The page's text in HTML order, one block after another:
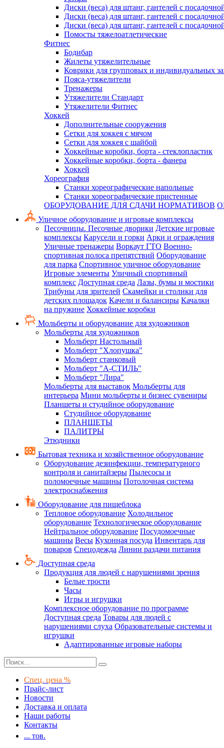
Диски (веса) для штанг, гантелей с
Диски (веса) для штанг, гантелей с
Диски (веса) для штанг, гантелей с
Помосты тяжелоатлетические
Фитнес
Бодибар
Жилеты утяжелительные
Коврики для групповых и индивидуальных
Пояса-утяжелители
Тренажеры
Утяжелители Стандарт
Утяжелители Фитнес
Хоккей
Дополнительные сооружения
Сетки для хоккея с мячом
Сетки для хоккея с шайбой
Хоккейные коробки, борта - стеклопластик
Хоккейные коробки, борта - фанера
Хоккей
Хореография
Станки хореографические напольные
Станки хореографические пристенные
ОБОРУДОВАНИЕ ДЛЯ СДАЧИ НОРМАТИВОВ
Уличное оборудование и игровые комплексы
Песочницы. Песочные дворики Детские игровые
комплексы Карусели и горки Арки и ограждения
Уличные тренажеры Воркаут ГТО Военно-
спортивная полоса препятствий Оборудование
для парка Спортивное уличное оборудование
Игровые элементы Уличный спортивный
комплекс Доступная среда Лазы, бумы и мостики
Трибуны для зрителей Скамейки и столики для
детских площадок Качели и балансиры Качалки
на пружине Хоккейные коробки
Мольберты и оборудование для художников
Мольберты для художников
Мольберт Настольный
Мольберт "Хлопушка"
Мольберт станковый
Мольберт "А-СТИЛЬ"
Мольберт "Лира"
Мольберты для выставок Мольберты для
интерьера Мини мольберты и бизнес сувениры
Планшеты и студийное оборудование
Студийное оборудование
ПЛАНШЕТЫ
ПАЛИТРЫ
Этюдники
Бытовая техника и хозяйственное оборудование
Оборудование дезинфекции, температурного
контроля и санитайзеры Пылесосы и
поломоечные машины Потолочная система
электроснабжения
Оборудование для пищеблока
Тепловое оборудование Холодильное
оборудование Технологическое оборудование
Нейтральное оборудование Посудомоечные
машины Весы Кухонная посуда Инвентарь для
поваров Спецодежда Линии раздачи питания
Доступная среда
Продукция для людей с нарушениями зрения
Белые трости
Часы
Игры и игрушки
Комплексное оборудование по программе
Доступная среда Товары для людей с
нарушениями слуха Образовательные системы и
игрушки
Адаптированные игровые наборы
Спец. цена %
Прайс-лист
Новости
Доставка и оплата
Наши работы
Контакты
... тов.